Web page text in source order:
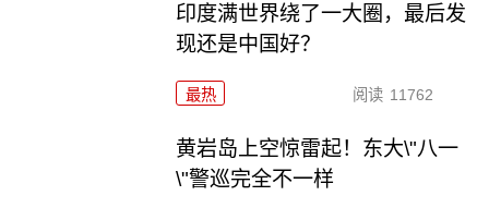
印度满世界绕了一大圈，最后发
现还是中国好？
最热 阅读 11762
黄岩岛上空惊雷起！东大\"八一
\"警巡完全不一样